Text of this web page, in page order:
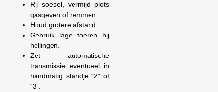
Rij soepel, vermijd plots
gasgeven of remmen.
Houd grotere afstand.
Gebruik lage toeren bij
hellingen.
Zet automatische
transmissie eventueel in
handmatig standje “2” of
“3”.